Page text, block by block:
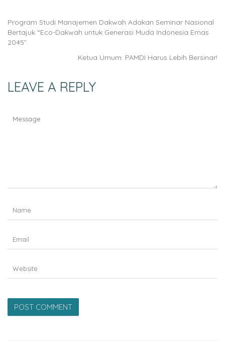
Program Studi Manajemen Dakwah Adakan Seminar Nasional
Bertajuk “Eco-Dakwah untuk Generasi Muda Indonesia Emas
2045”
Ketua Umum: PAMDI Harus Lebih Bersinar!
LEAVE A REPLY